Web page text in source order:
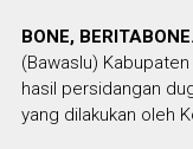
BONE,
(Bawaslu)
hasil persidangan
yang dilakukan oleh